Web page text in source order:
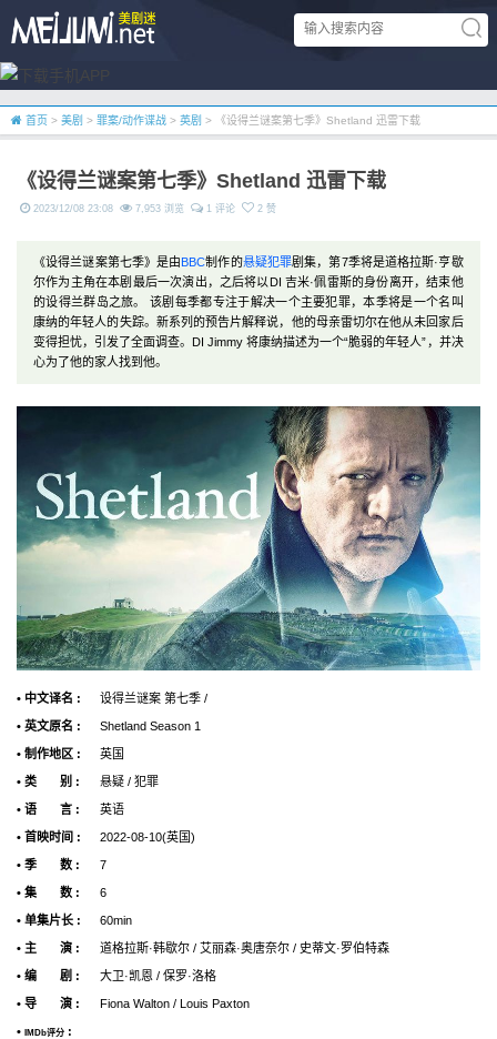
首页 > 美剧 > 罪案/动作谍战 > 英剧 > 《设得兰谜案第七季》Shetland 迅雷下载
《设得兰谜案第七季》Shetland 迅雷下载
2023/12/08 23:08 7,953 浏览 1 评论 2 赞
《设得兰谜案第七季》是由BBC制作的悬疑犯罪剧集，第7季将是道格拉斯·亨歇
尔作为主角在本剧最后一次演出，之后将以DI 吉米·佩雷斯的身份离开，结束他
的设得兰群岛之旅。 该剧每季都专注于解决一个主要犯罪，本季将是一个名叫
康纳的年轻人的失踪。新系列的预告片解释说，他的母亲雷切尔在他从未回家后
变得担忧，引发了全面调查。DI Jimmy 将康纳描述为一个“脆弱的年轻人”，并决
心为了他的家人找到他。
• 中文译名 : 设得兰谜案 第七季 /
• 英文原名 : Shetland Season 1
• 制作地区 : 英国
• 类 别 : 悬疑 / 犯罪
• 语 言 : 英语
• 首映时间 : 2022-08-10(英国)
• 季 数 : 7
• 集 数 : 6
• 单集片长 : 60min
• 主 演 : 道格拉斯·韩歇尔 / 艾丽森·奥唐奈尔 / 史蒂文·罗伯特森
• 编 剧 : 大卫·凯恩 / 保罗·洛格
• 导 演 : Fiona Walton / Louis Paxton
• IMDb评分 :